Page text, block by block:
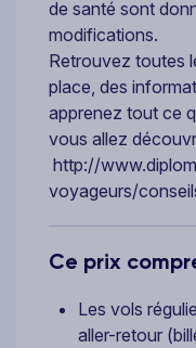
de santé sont
modifications.
Retrouvez toutes
place, des
apprenez tout ce
vous allez
http://
voyageurs/
Ce prix
Les vols
aller-retour